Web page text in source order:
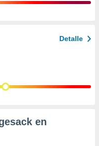
Detalle
en